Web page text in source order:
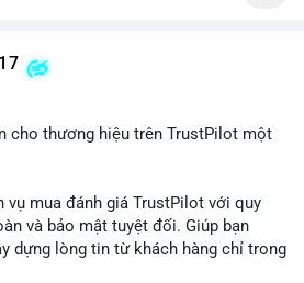
cho thương hiệu trên TrustPilot một
vụ mua đánh giá TrustPilot với quy
và bảo mật tuyệt đối. Giúp bạn
dựng lòng tin từ khách hàng chỉ trong